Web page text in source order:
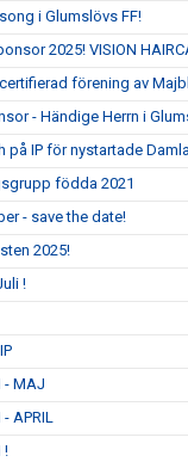
i Glumslövs FF!
2025! VISION
förening av
- Händige Herrn i
på IP för nystartade
födda 2021
- save the date!
2025!
!
- MAJ
APRIL
!